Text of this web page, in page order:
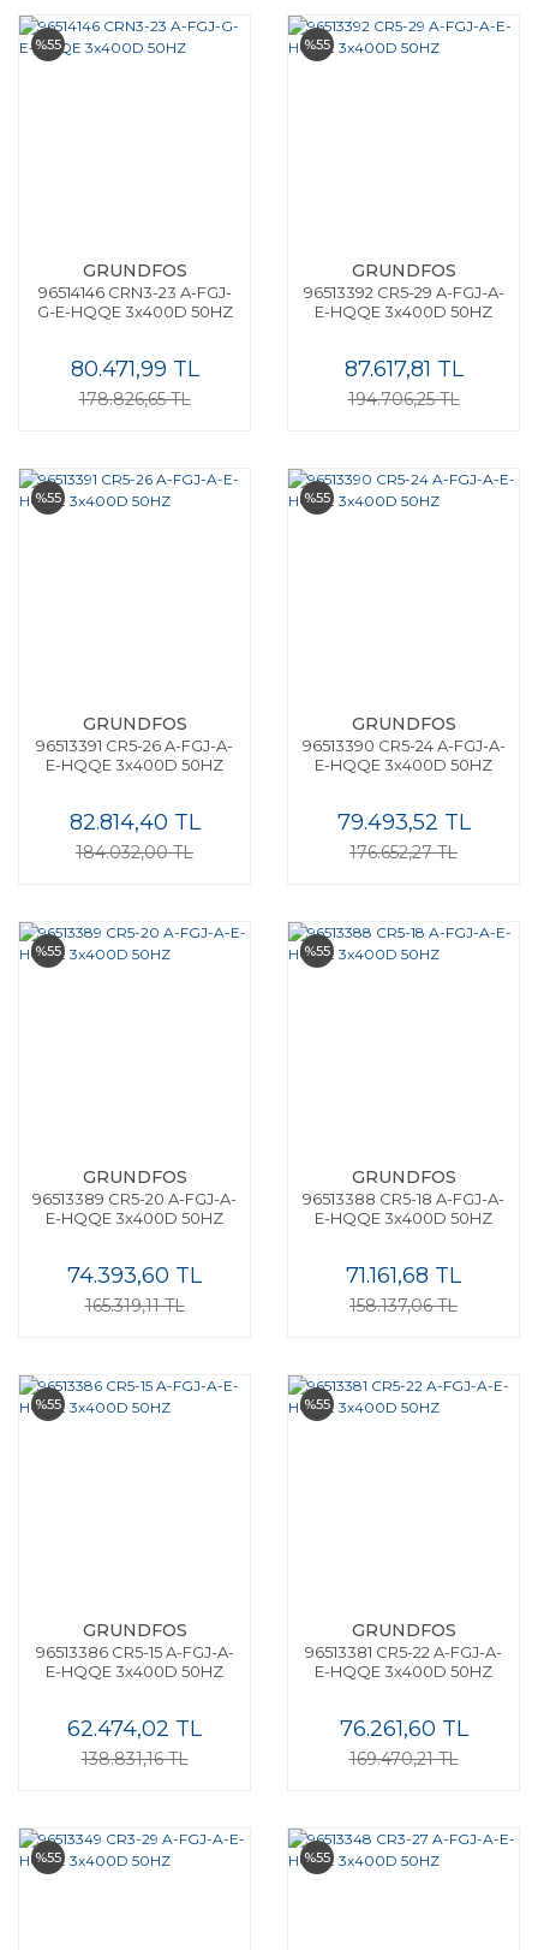
%55
GRUNDFOS
96514146 CRN3-23 A-FGJ-
G-E-HQQE 3x400D 50HZ
80.471,99 TL
178.826,65 TL
%55
GRUNDFOS
96513392 CR5-29 A-FGJ-A-
E-HQQE 3x400D 50HZ
87.617,81 TL
194.706,25 TL
%55
GRUNDFOS
96513391 CR5-26 A-FGJ-A-
E-HQQE 3x400D 50HZ
82.814,40 TL
184.032,00 TL
%55
GRUNDFOS
96513390 CR5-24 A-FGJ-A-
E-HQQE 3x400D 50HZ
79.493,52 TL
176.652,27 TL
%55
GRUNDFOS
96513389 CR5-20 A-FGJ-A-
E-HQQE 3x400D 50HZ
74.393,60 TL
165.319,11 TL
%55
GRUNDFOS
96513388 CR5-18 A-FGJ-A-
E-HQQE 3x400D 50HZ
71.161,68 TL
158.137,06 TL
%55
GRUNDFOS
96513386 CR5-15 A-FGJ-A-
E-HQQE 3x400D 50HZ
62.474,02 TL
138.831,16 TL
%55
GRUNDFOS
96513381 CR5-22 A-FGJ-A-
E-HQQE 3x400D 50HZ
76.261,60 TL
169.470,21 TL
%55 %55